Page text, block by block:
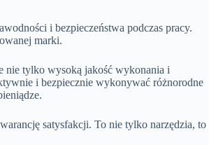
i bezpieczeństwa podczas pracy.
marki.
nie tylko wysoką jakość wykonania i
i bezpiecznie wykonywać różnorodne
satysfakcji. To nie tylko narzędzia, to